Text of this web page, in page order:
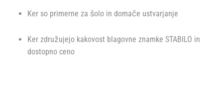
Ker so primerne za šolo in domače ustvarjanje
Ker združujejo kakovost blagovne znamke STABILO in
dostopno ceno